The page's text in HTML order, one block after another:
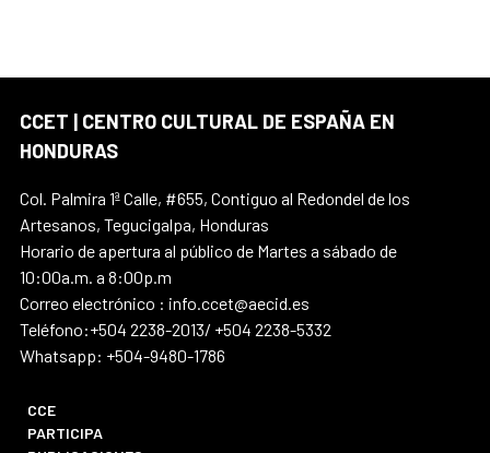
CCET | CENTRO CULTURAL DE ESPAÑA EN
HONDURAS
Col. Palmira 1ª Calle, #655, Contiguo al Redondel de los
Artesanos, Tegucigalpa, Honduras
Horario de apertura al público de Martes a sábado de
10:00a.m. a 8:00p.m
Correo electrónico : info.ccet@aecid.es
Teléfono:+504 2238-2013/ +504 2238-5332
Whatsapp: +504-9480-1786
CCE
PARTICIPA